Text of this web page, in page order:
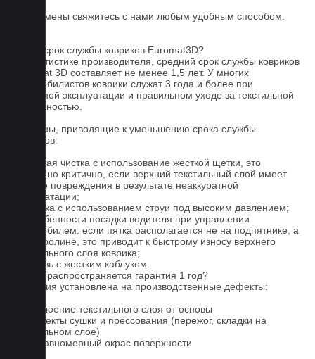
Для замены свяжитесь с нами любым удобным способом.
Какой срок службы ковриков Euromat3D?
По статистике производителя, средний срок службы ковриков
Euromat 3D составляет не менее 1,5 лет. У многих
автомобилистов коврики служат 3 года и более при
бережной эксплуатации и правильном уходе за текстильной
поверхностью.
Причины, приводящие к уменьшению срока службы
ковриков:
1. Частая чистка с использование жесткой щетки, это
особенно критично, если верхний текстильный слой имеет
мелкие повреждения в результате неаккуратной
эксплуатации;
2. Мойка с использованием струи под высоким давлением;
3. Особенности посадки водителя при управлении
автомобилем: если пятка располагается не на подпятнике, а
на ковролине, это приводит к быстрому износу верхнего
текстильного слоя коврика;
4. Обувь с жестким каблуком.
На что распространяется гарантия 1 год?
Гарантия установлена на производственные дефекты:
1. Отслоение текстильного слоя от основы
2. Дефекты сушки и прессования (пережог, складки на
текстильном слое)
3. Неравномерный окрас поверхности